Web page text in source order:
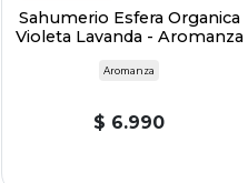
Sahumerio Esfera Organica
Violeta Lavanda - Aromanza
Aromanza
$ 6.990